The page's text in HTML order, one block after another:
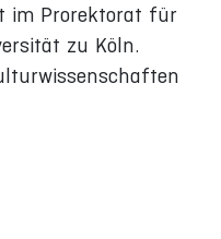
im Prorektorat für
zu Köln.